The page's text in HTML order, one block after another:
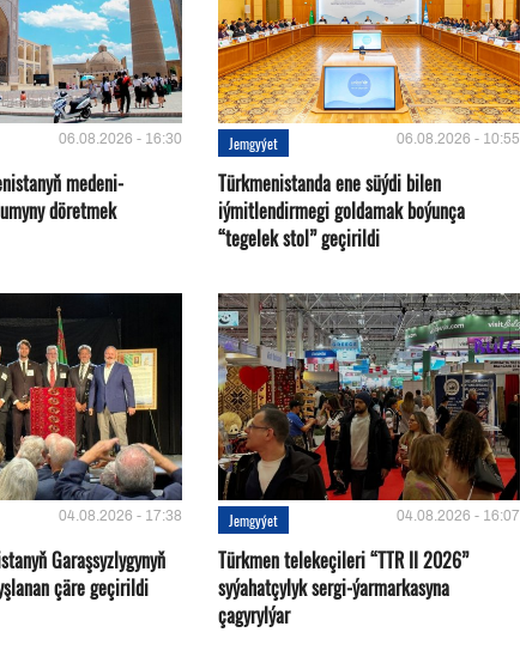
06.08.2026 - 16:30
medeni-
döretmek
Jemgyýet 06.08.2026 - 10:55
Türkmenistanda ene süýdi bilen
iýmitlendirmegi goldamak boýunça
“tegelek stol” geçirildi
04.08.2026 - 17:38
Garaşsyzlygynyň
çäre geçirildi
Jemgyýet 04.08.2026 - 16:07
Türkmen telekeçileri “TTR II 2026”
syýahatçylyk sergi-ýarmarkasyna
çagyrylýar